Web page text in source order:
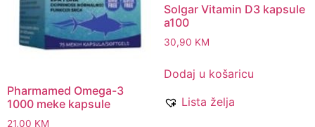
Pharmamed Omega-3
1000 meke kapsule
21,00 KM
Solgar Vitamin D3 kapsule
a100
30,90 KM
Dodaj u košaricu
Lista želja